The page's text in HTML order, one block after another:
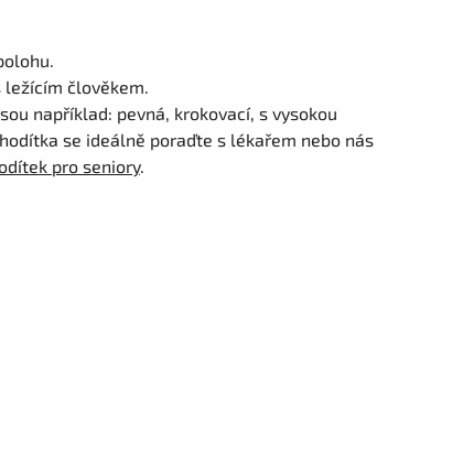
ležícím člověkem.
například: pevná, krokovací, s vysokou
se ideálně poraďte s lékařem nebo nás
pro seniory.